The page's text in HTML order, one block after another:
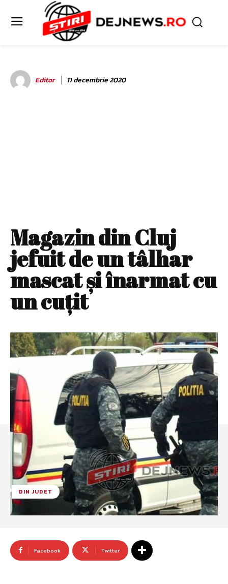
Editor 11 decembrie 2020
Magazin din Cluj
jefuit de un tâlhar
mascat şi înarmat cu
un cuţit
DIN JUDET
Facebook Twitter